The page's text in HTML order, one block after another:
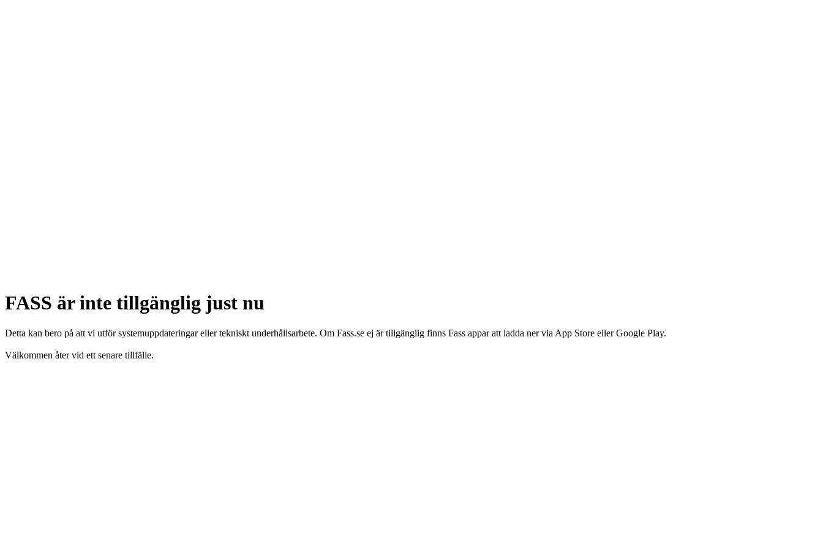
FASS är inte tillgänglig just nu
Detta kan bero på att vi utför systemuppdateringar eller tekniskt underhållsarbete. Om Fass.se ej är tillgänglig finns Fass appar att ladda ner via App Store eller Google Play.
Välkommen åter vid ett senare tillfälle.